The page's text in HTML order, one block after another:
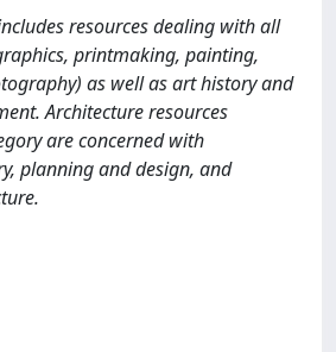
resources dealing with all
printmaking, painting,
as well as art history and
Architecture resources
are concerned with
planning and design, and